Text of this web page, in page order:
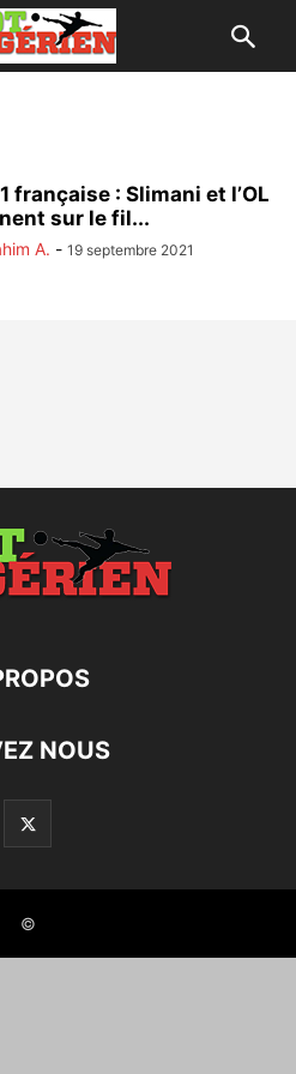
française : Slimani et l’OL
sur le fil...
A. - 19 septembre 2021
NOUS
©